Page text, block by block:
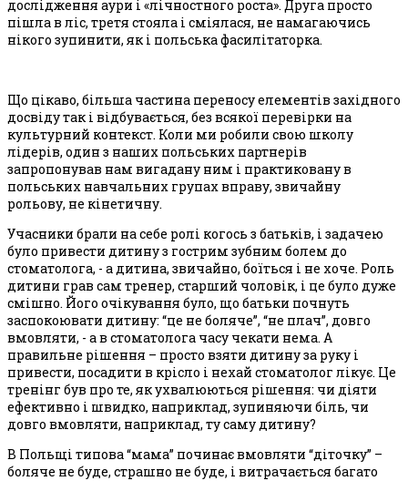
дослідження аури і «лічностного роста». Друга просто
пішла в ліс, третя стояла і сміялася, не намагаючись
нікого зупинити, як і польська фасилітаторка.
Що цікаво, більша частина переносу елементів західного
досвіду так і відбувається, без всякої перевірки на
культурний контекст. Коли ми робили свою школу
лідерів, один з наших польських партнерів
запропонував нам вигадану ним і практиковану в
польських навчальних групах вправу, звичайну
рольову, не кінетичну.
Учасники брали на себе ролі когось з батьків, і задачею
було привести дитину з гострим зубним болем до
стоматолога, - а дитина, звичайно, боїться і не хоче. Роль
дитини грав сам тренер, старший чоловік, і це було дуже
смішно. Його очікування було, що батьки почнуть
заспокоювати дитину: “це не боляче”, “не плач”, довго
вмовляти, - а в стоматолога часу чекати нема. А
правильне рішення – просто взяти дитину за руку і
привести, посадити в крісло і нехай стоматолог лікує. Це
тренінг був про те, як ухвалюються рішення: чи діяти
ефективно і швидко, наприклад, зупиняючи біль, чи
довго вмовляти, наприклад, ту саму дитину?
В Польщі типова “мама” починає вмовляти “діточку” –
боляче не буде, страшно не буде, і витрачається багато